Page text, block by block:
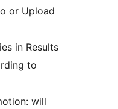
or Upload
in Results
to
will